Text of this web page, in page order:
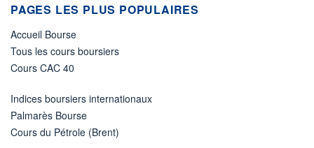
Non éligible
+ ALERTE
PAGES LES PLUS POPULAIRES
Accueil Bourse
Tous les cours boursiers
Cours CAC 40
Indices boursiers internationaux
Palmarès Bourse
Cours du Pétrole (Brent)